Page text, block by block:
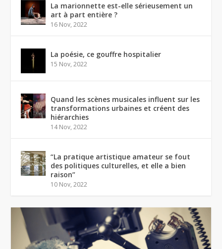
La marionnette est-elle sérieusement un
art à part entière ?
16 Nov, 2022
La poésie, ce gouffre hospitalier
15 Nov, 2022
Quand les scènes musicales influent sur les
transformations urbaines et créent des
hiérarchies
14 Nov, 2022
“La pratique artistique amateur se fout
des politiques culturelles, et elle a bien
raison”
10 Nov, 2022